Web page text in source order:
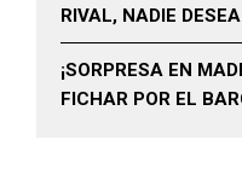
RIVAL, NADIE
¡SORPRESA EN
FICHAR POR EL